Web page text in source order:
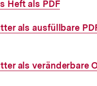
Heft als PDF
als ausfüllbare
als veränderbare